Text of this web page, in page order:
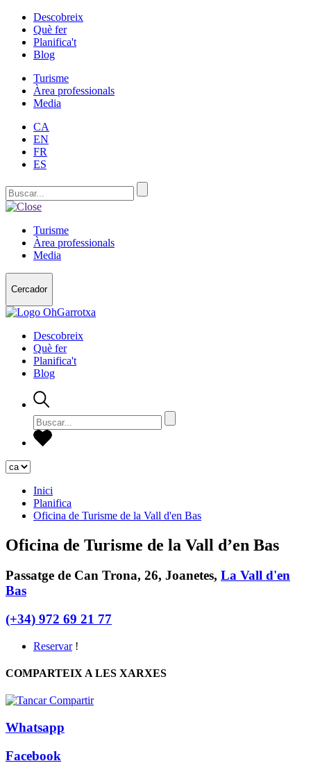
Descobreix
Què fer
Planifica't
Blog
Turisme
Àrea professionals
Media
CA
EN
FR
ES
Turisme
Àrea professionals
Media
Cercador
Descobreix
Què fer
Planifica't
Blog
Inici
Planifica
Oficina de Turisme de la Vall d'en Bas
Oficina de Turisme de la Vall d’en Bas
Passatge de Can Trona, 26, Joanetes, La Vall d'en
Bas
(+34) 972 69 21 77
Reservar !
COMPARTEIX A LES XARXES
Whatsapp
Facebook